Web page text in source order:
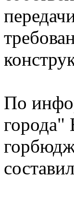
По
города"